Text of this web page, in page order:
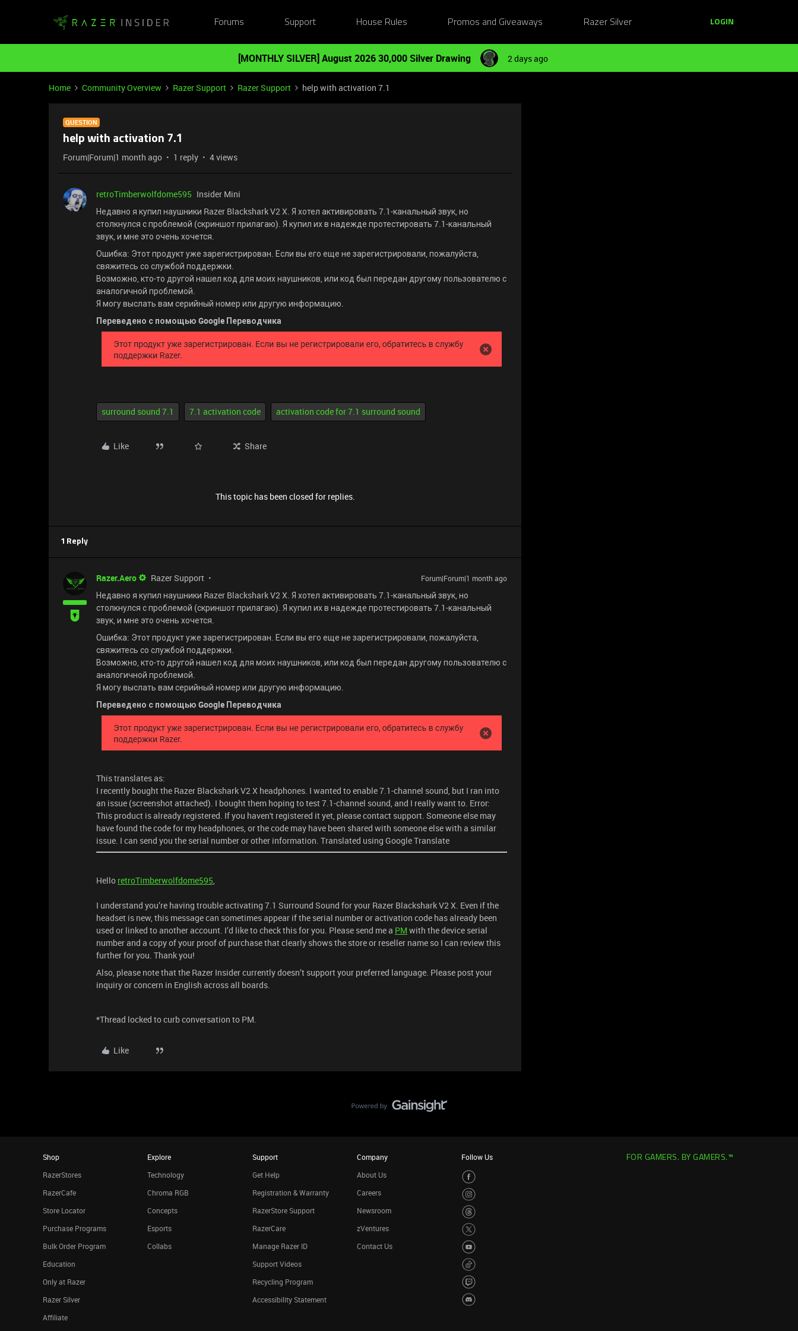
Forums Support House Rules Promos and Giveaways Razer Silver LOGIN
[MONTHLY SILVER] August 2026 30,000 Silver Drawing 2 days ago
Home Community Overview Razer Support Razer Support help with activation 7.1
QUESTION
help with activation 7.1
Forum|Forum|1 month ago 1 reply 4 views
retroTimberwolfdome595 Insider Mini
Недавно я купил наушники Razer Blackshark V2 X. Я хотел активировать 7.1-канальный звук, но
столкнулся с проблемой (скриншот прилагаю). Я купил их в надежде протестировать 7.1-канальный
звук, и мне это очень хочется.
Ошибка: Этот продукт уже зарегистрирован. Если вы его еще не зарегистрировали, пожалуйста,
свяжитесь со службой поддержки.
Возможно, кто-то другой нашел код для моих наушников, или код был передан другому пользователю с
аналогичной проблемой.
Я могу выслать вам серийный номер или другую информацию.
Переведено с помощью Google Переводчика
surround sound 7.1 7.1 activation code activation code for 7.1 surround sound
Like Share
This topic has been closed for replies.
1 Reply
Razer.Aero Razer Support Forum|Forum|1 month ago
Недавно я купил наушники Razer Blackshark V2 X. Я хотел активировать 7.1-канальный звук, но
столкнулся с проблемой (скриншот прилагаю). Я купил их в надежде протестировать 7.1-канальный
звук, и мне это очень хочется.
Ошибка: Этот продукт уже зарегистрирован. Если вы его еще не зарегистрировали, пожалуйста,
свяжитесь со службой поддержки.
Возможно, кто-то другой нашел код для моих наушников, или код был передан другому пользователю с
аналогичной проблемой.
Я могу выслать вам серийный номер или другую информацию.
Переведено с помощью Google Переводчика
This translates as:
I recently bought the Razer Blackshark V2 X headphones. I wanted to enable 7.1-channel sound, but I ran into
an issue (screenshot attached). I bought them hoping to test 7.1-channel sound, and I really want to. Error:
This product is already registered. If you haven't registered it yet, please contact support. Someone else may
have found the code for my headphones, or the code may have been shared with someone else with a similar
issue. I can send you the serial number or other information. Translated using Google Translate
Hello retroTimberwolfdome595,
I understand you’re having trouble activating 7.1 Surround Sound for your Razer Blackshark V2 X. Even if the
headset is new, this message can sometimes appear if the serial number or activation code has already been
used or linked to another account. I’d like to check this for you. Please send me a PM with the device serial
number and a copy of your proof of purchase that clearly shows the store or reseller name so I can review this
further for you. Thank you!
Also, please note that the Razer Insider currently doesn’t support your preferred language. Please post your
inquiry or concern in English across all boards.
*Thread locked to curb conversation to PM.
Like
Shop
RazerStores
RazerCafe
Store Locator
Purchase Programs
Bulk Order Program
Education
Only at Razer
Razer Silver
Affiliate
Explore
Technology
Chroma RGB
Concepts
Esports
Collabs
Support
Get Help
Registration & Warranty
RazerStore Support
RazerCare
Manage Razer ID
Support Videos
Recycling Program
Accessibility Statement
Company
About Us
Careers
Newsroom
zVentures
Contact Us
Follow Us FOR GAMERS. BY GAMERS.™